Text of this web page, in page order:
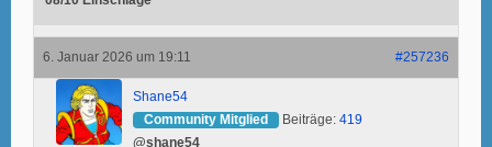
6. Januar 2026 um 19:11 #257236
Shane54
Community Mitglied
Beiträge: 419
@shane54